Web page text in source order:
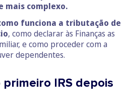
mais complexo.
funciona a tributação de
, como declarar às Finanças as
e como proceder com a
dependentes.
IRS depois